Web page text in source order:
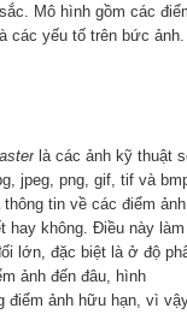
Mô hình gồm các
các yếu tố trên bức ảnh.
là các ảnh kỹ thuật
jpeg, png, gif, tif và
tin về các điểm
hay không. Điều này
lớn, đặc biệt là ở độ
ảnh đến đâu, hình
ảnh hữu hạn, vì